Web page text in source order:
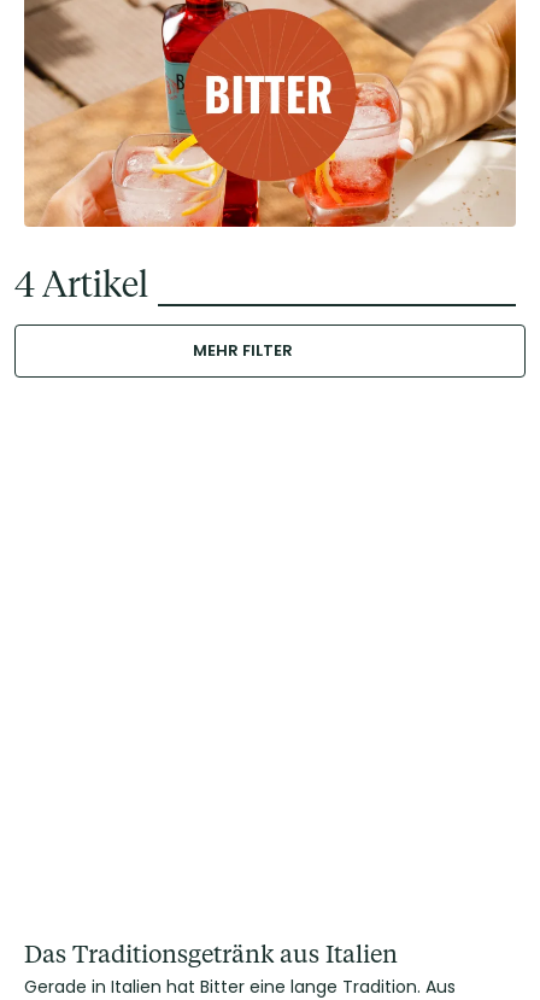
4Artikel
MEHR FILTER
Das Traditionsgetränk aus Italien
Gerade in Italien hat Bitter eine lange Tradition. Aus